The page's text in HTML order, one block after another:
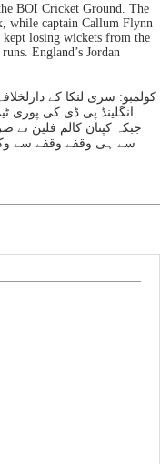
BOI Cricket Ground. The
while captain Callum Flynn
losing wickets from the
England’s Jordan